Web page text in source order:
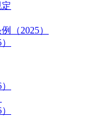
（2025）